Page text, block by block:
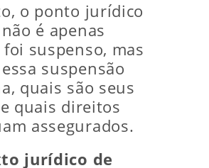
o ponto jurídico
é apenas
foi suspenso, mas
essa suspensão
quais são seus
quais direitos
assegurados.
jurídico de